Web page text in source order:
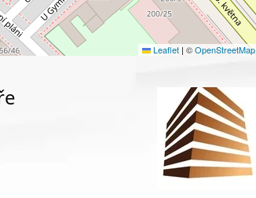
Leaflet | ©OpenStreetMap